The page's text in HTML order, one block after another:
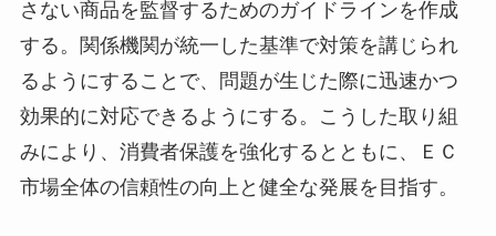
さない商品を監督するためのガイドラインを作成
する。関係機関が統一した基準で対策を講じられ
るようにすることで、問題が生じた際に迅速かつ
効果的に対応できるようにする。こうした取り組
みにより、消費者保護を強化するとともに、ＥＣ
市場全体の信頼性の向上と健全な発展を目指す。